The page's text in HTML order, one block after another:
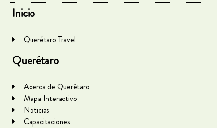
Inicio
Querétaro Travel
Querétaro
Acerca de Querétaro
Mapa Interactivo
Noticias
Capacitaciones